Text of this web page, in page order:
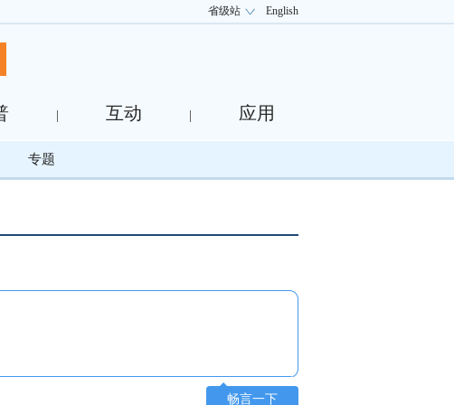
English
省级站
互动 应用
专题
畅言一下